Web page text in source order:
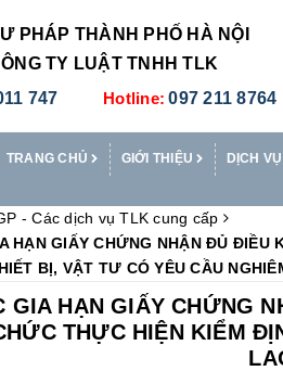
PHÁP THÀNH PHỐ HÀ NỘI
TY LUẬT TNHH TLK
747 Hotline: 097 211 8764
TRANG CHỦ GIỚI THIỆU DỊCH
- Các dịch vụ TLK cung cấp
HẠN GIẤY CHỨNG NHẬN ĐỦ ĐIỀU
BỊ, VẬT TƯ CÓ YÊU CẦU
GIA HẠN GIẤY CHỨNG
THỰC HIỆN KIỂM